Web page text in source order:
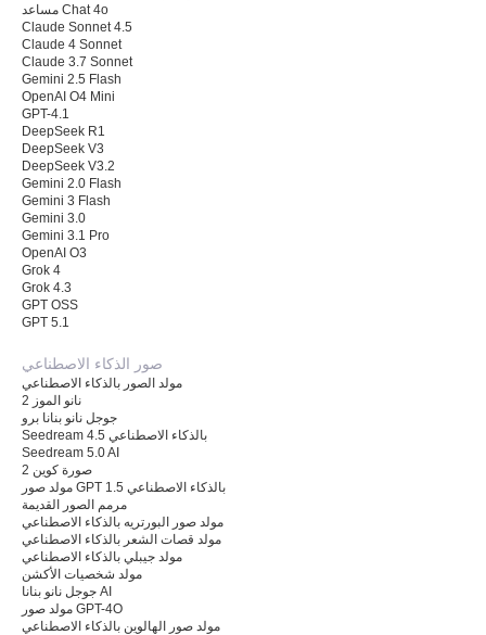
مساعد Chat 4o
Claude Sonnet 4.5
Claude 4 Sonnet
Claude 3.7 Sonnet
Gemini 2.5 Flash
OpenAI O4 Mini
GPT-4.1
DeepSeek R1
DeepSeek V3
DeepSeek V3.2
Gemini 2.0 Flash
Gemini 3 Flash
Gemini 3.0
Gemini 3.1 Pro
OpenAI O3
Grok 4
Grok 4.3
GPT OSS
GPT 5.1
صور الذكاء الاصطناعي
مولد الصور بالذكاء الاصطناعي
نانو الموز 2
جوجل نانو بنانا برو
Seedream 4.5 بالذكاء الاصطناعي
Seedream 5.0 AI
صورة كوين 2
مولد صور GPT 1.5 بالذكاء الاصطناعي
مرمم الصور القديمة
مولد صور البورتريه بالذكاء الاصطناعي
مولد قصات الشعر بالذكاء الاصطناعي
مولد جيبلي بالذكاء الاصطناعي
مولد شخصيات الأكشن
جوجل نانو بنانا AI
مولد صور GPT-4O
مولد صور الهالوين بالذكاء الاصطناعي